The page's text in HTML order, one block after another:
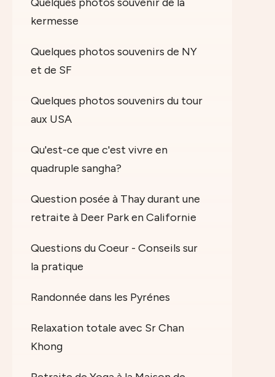
kermesse
Quelques photos souvenirs de NY
et de SF
Quelques photos souvenirs du tour
aux USA
Qu'est-ce que c'est vivre en
quadruple sangha?
Question posée à Thay durant une
retraite à Deer Park en Californie
Questions du Coeur - Conseils sur
la pratique
Randonnée dans les Pyrénes
Relaxation totale avec Sr Chan
Khong